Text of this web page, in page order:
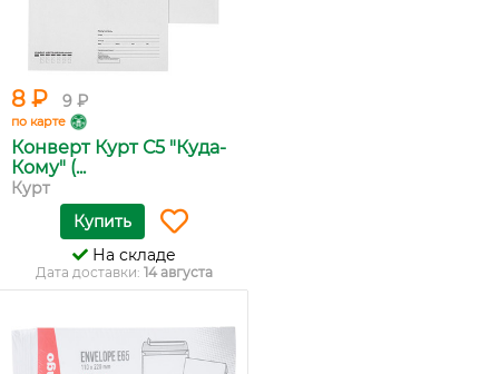
8 ₽ 9 ₽
по карте
Конверт Курт С5 "Куда-
Кому" (...
Курт
Купить
На складе
Дата доставки: 14 августа